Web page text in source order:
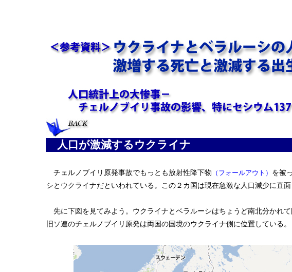
人口が激減するウクライナ
チェルノブイリ原発事故でもっとも放射性降下物 （フォールアウト） を被
シとウクライナだといわれている。この２カ国は現在急激な人口減少に直面
先に下図を見てみよう。ウクライナとベラルーシはちょうど南北分かれて
旧ソ連のチェルノブイリ原発は両国の国境のウクライナ側に位置している。